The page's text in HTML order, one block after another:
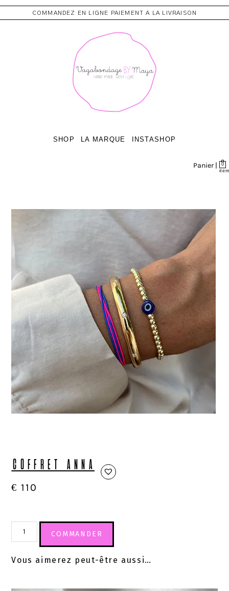
COMMANDEZ EN LIGNE PAIEMENT A LA LIVRAISON
SHOP LA MARQUE INSTASHOP
0
Panier |
COFFRET ANNA
€ 110
COMMANDER
Vous aimerez peut-être aussi…